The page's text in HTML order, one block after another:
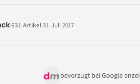
·631 Artikel·31. Juli 2017
bevorzugt bei Google